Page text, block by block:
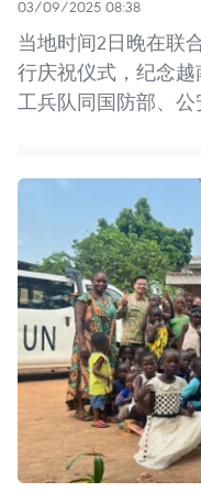
03/09/2025 08:38
当地时间2日晚在联
行庆祝仪式，纪念
工兵队同国防部、公